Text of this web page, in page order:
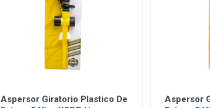
Aspersor Giratorio Plastico De
Aspersor